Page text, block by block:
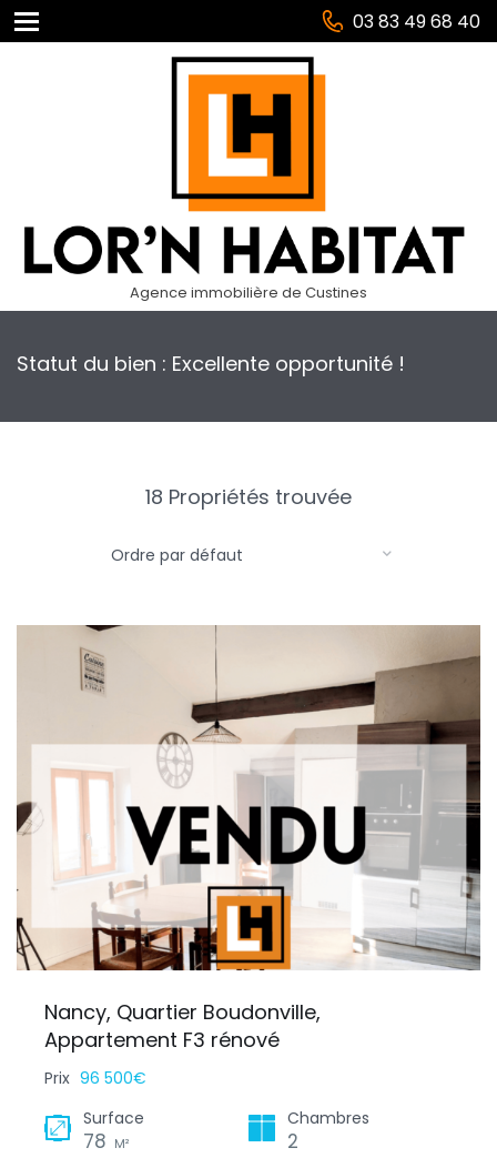
03 83 49 68 40
Agence immobilière de Custines
Statut du bien : Excellente opportunité !
18 Propriétés trouvée
Ordre par défaut
Nancy, Quartier Boudonville,
Appartement F3 rénové
Prix 96 500€
Surface
78 M²
Chambres
2